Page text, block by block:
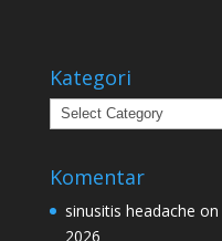
Kategori
Kategori
Komentar
sinusitis headache on
2026